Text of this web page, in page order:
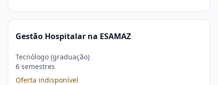
Gestão Hospitalar na ESAMAZ
Tecnólogo (graduação)
6 semestres
Oferta indisponível